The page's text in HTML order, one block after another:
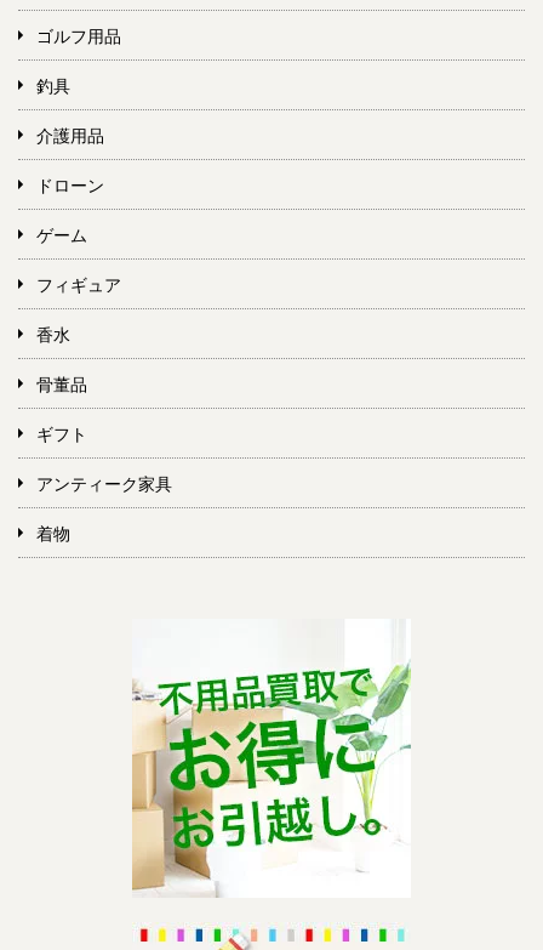
ゴルフ用品
釣具
介護用品
ドローン
ゲーム
フィギュア
香水
骨董品
ギフト
アンティーク家具
着物